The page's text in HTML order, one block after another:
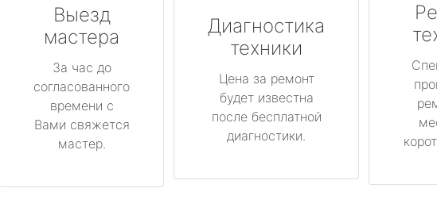
Выезд
мастера
За час до
согласованного
времени с
Вами свяжется
мастер.
Диагностика
техники
Цена за ремонт
будет известна
после бесплатной
диагностики.